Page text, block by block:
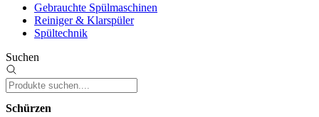
Gebrauchte Spülmaschinen
Reiniger & Klarspüler
Spültechnik
Suchen
Schürzen